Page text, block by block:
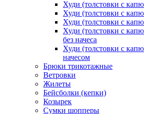
Худи (толстовки с
Худи (толстовки c
Худи (толстовки c
Худи (толстовки с
без начеса
Худи (толстовки c
начесом
Брюки трикотажные
Ветровки
Жилеты
Бейсболки (кепки)
Козырек
Сумки шопперы